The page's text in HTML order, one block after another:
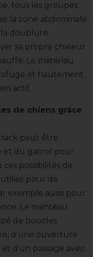
tous les groupes
la zone abdominale
la doublure
sa propre chaleur
Le matériau
et hautement
actif.
de chiens grâce
peut être
et du garrot pour
possibilités de
pour de
exemple aussi pour
Le manteau
de boucles
d'une ouverture
d'un passage avec